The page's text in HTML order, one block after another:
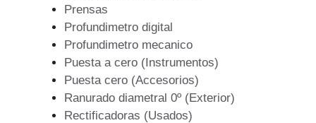
Prensas
Profundimetro digital
Profundimetro mecanico
Puesta a cero (Instrumentos)
Puesta cero (Accesorios)
Ranurado diametral 0º (Exterior)
Rectificadoras (Usados)